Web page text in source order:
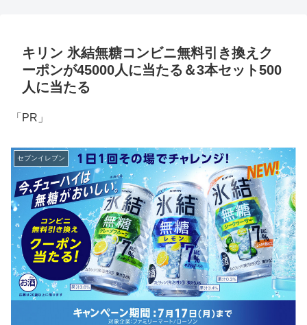
キリン 氷結無糖コンビニ無料引き換えク
ーポンが45000人に当たる＆3本セット500
人に当たる
「PR」
セブンイレブン